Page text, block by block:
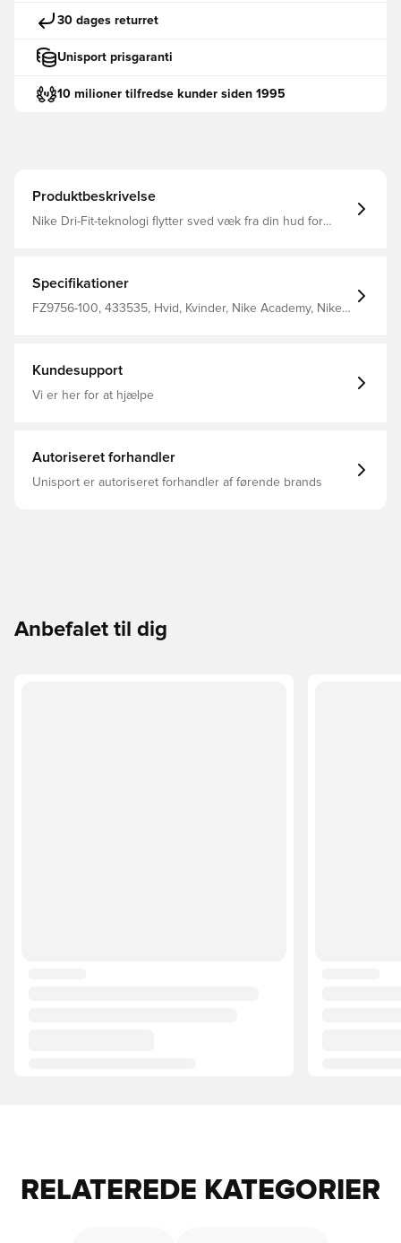
30 dages returret
Unisport prisgaranti
10 milioner tilfredse kunder siden 1995
Produktbeskrivelse
Nike Dri-Fit-teknologi flytter sved væk fra din hud for
Specifikationer
FZ9756-100, 433535, Hvid, Kvinder, Nike Academy, Nike,
Kundesupport
Vi er her for at hjælpe
Autoriseret forhandler
Unisport er autoriseret forhandler af førende brands
Anbefalet til dig
RELATEREDE KATEGORIER